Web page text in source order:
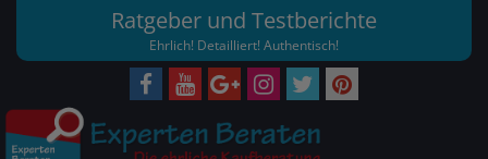
Ratgeber und Testberichte
Ehrlich! Detailliert! Authentisch!